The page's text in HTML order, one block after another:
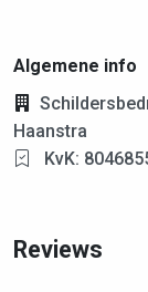
Algemene info
Haanstra
KvK:
Reviews